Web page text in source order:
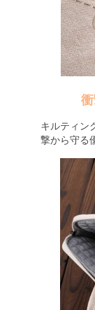
キルティン
撃から守る